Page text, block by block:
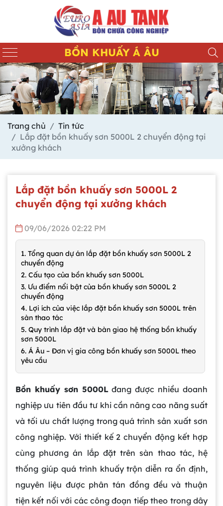
BỒN KHUẤY Á ÂU
Trang chủ
Tin tức
Lắp đặt bồn khuấy sơn 5000L 2 chuyển động tại
xưởng khách
Lắp đặt bồn khuấy sơn 5000L 2
chuyển động tại xưởng khách
09/06/2026 02:22 PM
1. Tổng quan dự án lắp đặt bồn khuấy sơn 5000L 2
chuyển động
2. Cấu tạo của bồn khuấy sơn 5000L
3. Ưu điểm nổi bật của bồn khuấy sơn 5000L 2
chuyển động
4. Lợi ích của việc lắp đặt bồn khuấy sơn 5000L trên
sàn thao tác
5. Quy trình lắp đặt và bàn giao hệ thống bồn khuấy
sơn 5000L
6. Á Âu – Đơn vị gia công bồn khuấy sơn 5000L theo
yêu cầu
Bồn khuấy sơn 5000Lđang được nhiều doanh
nghiệp ưu tiên đầu tư khi cần nâng cao năng suất
và tối ưu chất lượng trong quá trình sản xuất sơn
công nghiệp. Với thiết kế 2 chuyển động kết hợp
cùng phương án lắp đặt trên sàn thao tác, hệ
thống giúp quá trình khuấy trộn diễn ra ổn định,
nguyên liệu được phân tán đồng đều và thuận
tiện kết nối với các công đoạn tiếp theo trong dây